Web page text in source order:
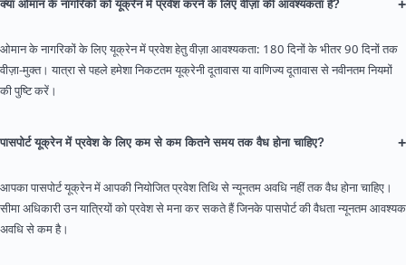
क्या ओमान के नागरिकों को यूक्रेन में प्रवेश करने के लिए वीज़ा की आवश्यकता है? +
ओमान के नागरिकों के लिए यूक्रेन में प्रवेश हेतु वीज़ा आवश्यकता: 180 दिनों के भीतर 90 दिनों तक
वीज़ा-मुक्त। यात्रा से पहले हमेशा निकटतम यूक्रेनी दूतावास या वाणिज्य दूतावास से नवीनतम नियमों
की पुष्टि करें।
पासपोर्ट यूक्रेन में प्रवेश के लिए कम से कम कितने समय तक वैध होना चाहिए? +
आपका पासपोर्ट यूक्रेन में आपकी नियोजित प्रवेश तिथि से न्यूनतम अवधि नहीं तक वैध होना चाहिए।
सीमा अधिकारी उन यात्रियों को प्रवेश से मना कर सकते हैं जिनके पासपोर्ट की वैधता न्यूनतम आवश्यक
अवधि से कम है।